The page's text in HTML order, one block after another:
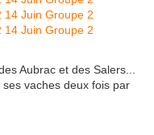
Aubrac et des Salers...
vaches deux fois par